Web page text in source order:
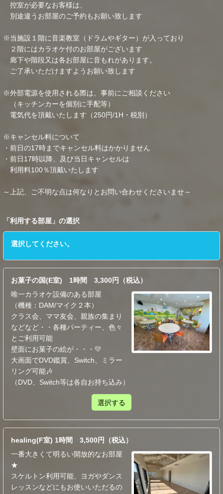
控室が必要なお客様は、
別途違うお部屋のご予約もお願い致します
※当施設１階に音楽教室（ドラムやギター）が入っており
２階にはカラオケ付のお部屋がございます
廊下や階段又は各お部屋に音もれがあります。
ご了承いただけますようお願い致します
※外部電源を使用される際は、事前にご相談ください
（キッチンカーを個別に手配等）
電気代を頂戴いたします（250円/1H・税別）
※キャンセル料について
・前日の17時までキャンセル料はかかりません
・前日17時以降、及び当日キャンセルは
利用料100％頂戴いたします
～上記、ご不明な点は何なりとお問い合わせくださいませ～
「 利用する部屋 」の選択
選択してください。
お菓子の国(E室) 1時間 3,300円（税込）
唯一カラオケ設備のある部屋
（機種：DAM/マイク２本）
クラス会、ママ友会、親族の集まり
などなど・・各種パーティー、色々
とご利用可能
壁面にお菓子の絵が・・・💛
大画面でDVD鑑賞、Switch、ミラー
リング可能🎶
（DVD、Switch等は各自お持ち込み）
選択する
healing(F室) 1時間 3,500円（税込）
一番大きくて明るい開放的なお部屋
★
スケルトン利用可能、ヨガやダンス
レッスンなどにもお使いいただるの